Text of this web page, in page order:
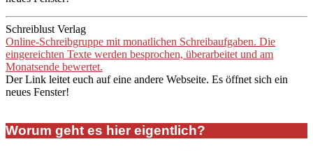
Schreiblust Verlag
Online-Schreibgruppe mit monatlichen Schreibaufgaben. Die
eingereichten Texte werden besprochen, überarbeitet und am
Monatsende bewertet.
Der Link leitet euch auf eine andere Webseite. Es öffnet sich ein
neues Fenster!
Worum geht es hier eigentlich?